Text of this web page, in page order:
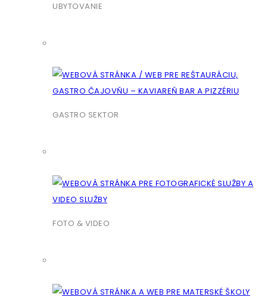
UBYTOVANIE
GASTRO SEKTOR
FOTO & VIDEO